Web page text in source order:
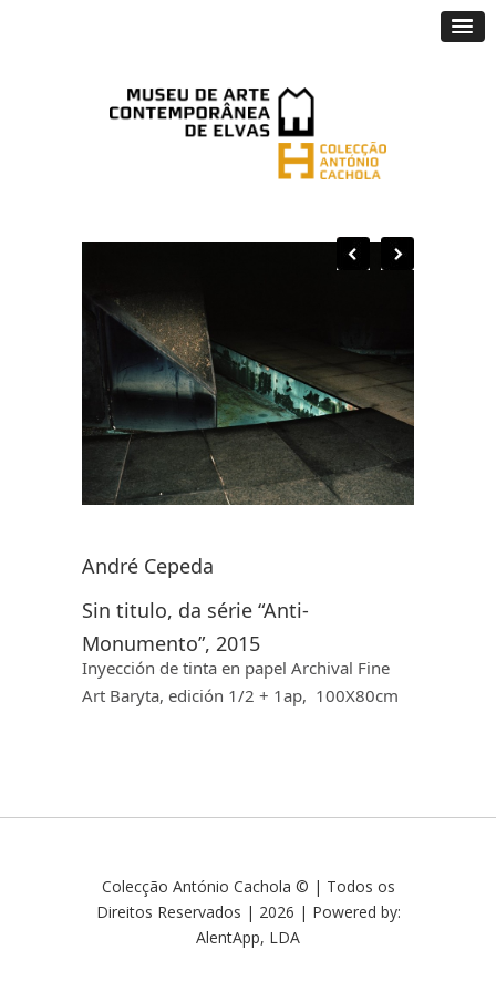
André Cepeda
Sin titulo, da série “Anti-
Monumento”, 2015
Inyección de tinta en papel Archival Fine
Art Baryta, edición 1/2 + 1ap, 100X80cm
Colecção António Cachola © | Todos os
Direitos Reservados | 2026 | Powered by:
AlentApp, LDA